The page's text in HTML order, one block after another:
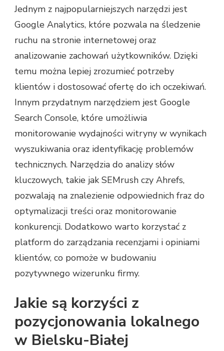
Jednym z najpopularniejszych narzędzi jest
Google Analytics, które pozwala na śledzenie
ruchu na stronie internetowej oraz
analizowanie zachowań użytkowników. Dzięki
temu można lepiej zrozumieć potrzeby
klientów i dostosować ofertę do ich oczekiwań.
Innym przydatnym narzędziem jest Google
Search Console, które umożliwia
monitorowanie wydajności witryny w wynikach
wyszukiwania oraz identyfikację problemów
technicznych. Narzędzia do analizy słów
kluczowych, takie jak SEMrush czy Ahrefs,
pozwalają na znalezienie odpowiednich fraz do
optymalizacji treści oraz monitorowanie
konkurencji. Dodatkowo warto korzystać z
platform do zarządzania recenzjami i opiniami
klientów, co pomoże w budowaniu
pozytywnego wizerunku firmy.
Jakie są korzyści z
pozycjonowania lokalnego
w Bielsku-Białej